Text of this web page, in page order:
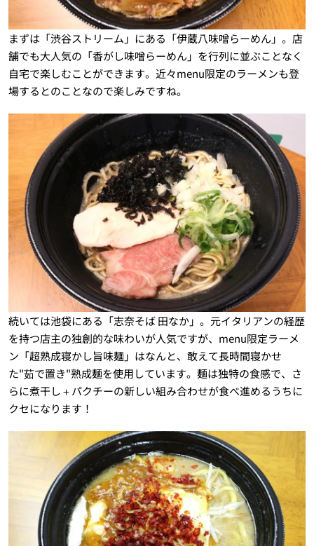
まずは「渋谷ストリーム」にある「伊蔵八味噌らーめん」。店
舗でも大人気の「香がし味噌らーめん」を行列に並ぶことなく
自宅で楽しむことができます。近々menu限定のラーメンも登
場するとのことなので楽しみですね。
続いては池袋にある「志奈そば 田なか」。元イタリアンの経歴
を持つ店主の独創的な味わいが人気ですが、menu限定ラーメ
ン「超熟成寝かし旨味麺」はなんと、敢えて長時間寝かせ
た"茹で置き"熟成麺を使用しています。麺は独特の食感で、さ
らに煮干し＋パクチーの新しい組み合わせが食べ進めるうちに
クセになります！